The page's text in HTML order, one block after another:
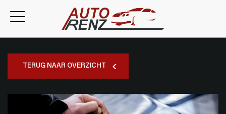
TERUG NAAR OVERZICHT